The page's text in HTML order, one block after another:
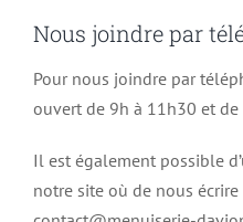
Nous joindre par
Pour nous joindre par
ouvert de 9h à 11h30 et
Il est également possible
notre site où de nous